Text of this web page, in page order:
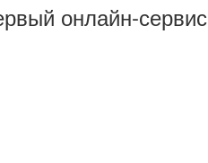
онлайн-сервис